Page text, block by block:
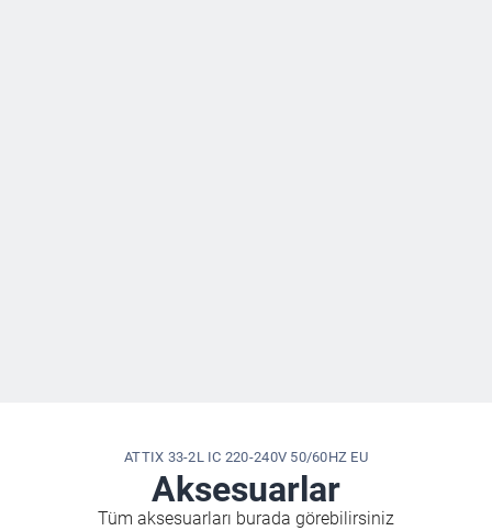
ATTIX 33-2L IC 220-240V 50/60HZ EU
Aksesuarlar
Tüm aksesuarları burada görebilirsiniz